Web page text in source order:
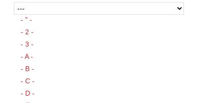
- " -
- 2 -
- 3 -
- A -
- B -
- C -
- D -